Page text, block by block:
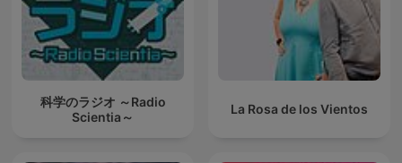
科学のラジオ ～Radio
Scientia～
La Rosa de los Vientos